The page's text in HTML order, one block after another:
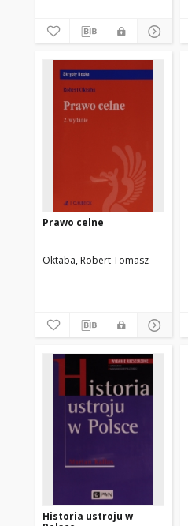
Prawo celne
Oktaba, Robert Tomasz
Historia ustroju w